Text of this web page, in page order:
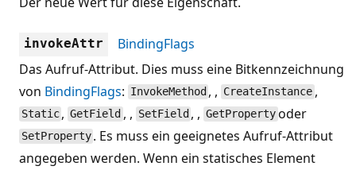
invokeAttr
BindingFlags
Das Aufruf-Attribut. Dies muss eine Bitkennzeichnung
von BindingFlags: InvokeMethod , , CreateInstance ,
Static , GetField , , SetField , , GetPropertyoder
SetProperty . Es muss ein geeignetes Aufruf-Attribut
angegeben werden. Wenn ein statisches Element